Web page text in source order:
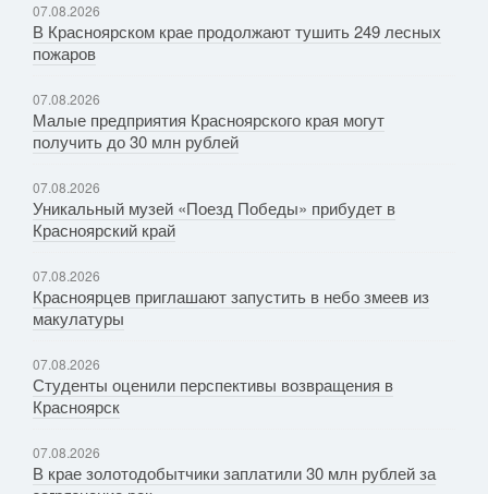
07.08.2026
В Красноярском крае продолжают тушить 249 лесных
пожаров
07.08.2026
Малые предприятия Красноярского края могут
получить до 30 млн рублей
07.08.2026
Уникальный музей «Поезд Победы» прибудет в
Красноярский край
07.08.2026
Красноярцев приглашают запустить в небо змеев из
макулатуры
07.08.2026
Студенты оценили перспективы возвращения в
Красноярск
07.08.2026
В крае золотодобытчики заплатили 30 млн рублей за